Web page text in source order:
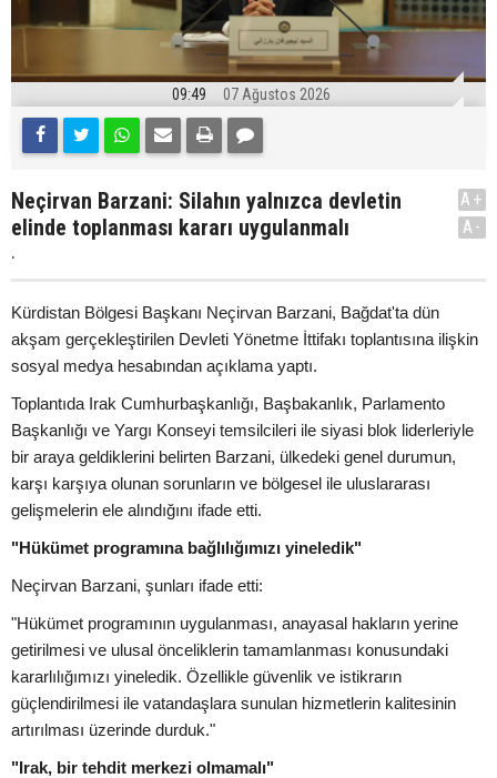
09:49 07 Ağustos 2026
Neçirvan Barzani: Silahın yalnızca devletin
elinde toplanması kararı uygulanmalı
.
A+
A-
Kürdistan Bölgesi Başkanı Neçirvan Barzani, Bağdat'ta dün
akşam gerçekleştirilen Devleti Yönetme İttifakı toplantısına ilişkin
sosyal medya hesabından açıklama yaptı.
Toplantıda Irak Cumhurbaşkanlığı, Başbakanlık, Parlamento
Başkanlığı ve Yargı Konseyi temsilcileri ile siyasi blok liderleriyle
bir araya geldiklerini belirten Barzani, ülkedeki genel durumun,
karşı karşıya olunan sorunların ve bölgesel ile uluslararası
gelişmelerin ele alındığını ifade etti.
"Hükümet programına bağlılığımızı yineledik"
Neçirvan Barzani, şunları ifade etti:
"Hükümet programının uygulanması, anayasal hakların yerine
getirilmesi ve ulusal önceliklerin tamamlanması konusundaki
kararlılığımızı yineledik. Özellikle güvenlik ve istikrarın
güçlendirilmesi ile vatandaşlara sunulan hizmetlerin kalitesinin
artırılması üzerinde durduk."
"Irak, bir tehdit merkezi olmamalı"